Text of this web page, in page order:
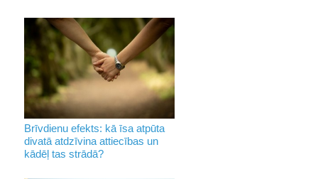
Brīvdienu efekts: kā īsa atpūta
divatā atdzīvina attiecības un
kādēļ tas strādā?